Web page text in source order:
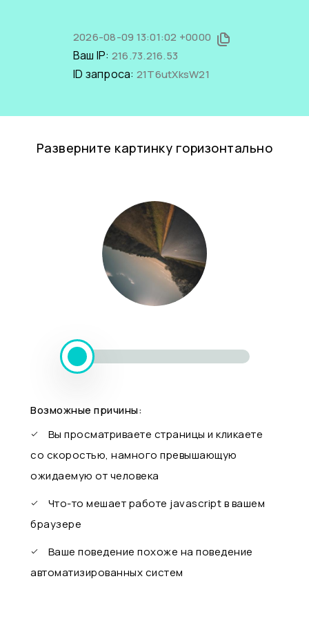
2026-08-09 13:01:02 +0000
Ваш IP: 216.73.216.53
ID запроса: 21T6utXksW21
Разверните картинку горизонтально
Возможные причины:
Вы просматриваете страницы и кликаете
со скоростью, намного превышающую
ожидаемую от человека
Что-то мешает работе javascript в вашем
браузере
Ваше поведение похоже на поведение
автоматизированных систем